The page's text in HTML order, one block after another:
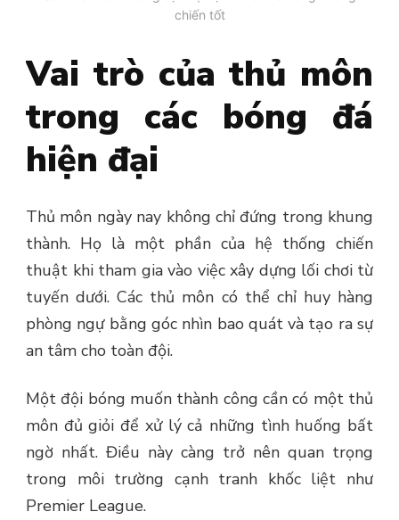
chiến tốt
Vai trò của thủ môn
trong các bóng đá
hiện đại
Thủ môn ngày nay không chỉ đứng trong khung
thành. Họ là một phần của hệ thống chiến
thuật khi tham gia vào việc xây dựng lối chơi từ
tuyến dưới. Các thủ môn có thể chỉ huy hàng
phòng ngự bằng góc nhìn bao quát và tạo ra sự
an tâm cho toàn đội.
Một đội bóng muốn thành công cần có một thủ
môn đủ giỏi để xử lý cả những tình huống bất
ngờ nhất. Điều này càng trở nên quan trọng
trong môi trường cạnh tranh khốc liệt như
Premier League.